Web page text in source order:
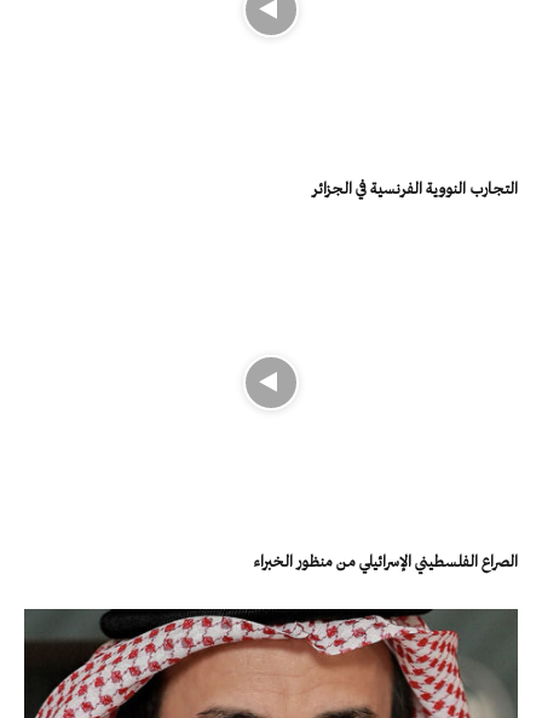
التجارب النووية الفرنسية في الجزائر
الصراع الفلسطيني الإسرائيلي من منظور الخبراء